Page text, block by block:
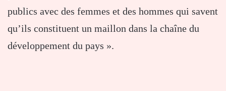
publics avec des femmes et des hommes qui savent
qu’ils constituent un maillon dans la chaîne du
développement du pays ».